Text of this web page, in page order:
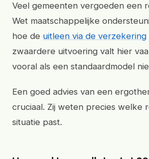
Veel gemeenten vergoeden een
Wet maatschappelijke
hoe de uitleen via de verzekering
zwaardere uitvoering valt hier
vooral als een standaardmodel
Een goed advies van een
cruciaal. Zij weten precies welke
situatie past.